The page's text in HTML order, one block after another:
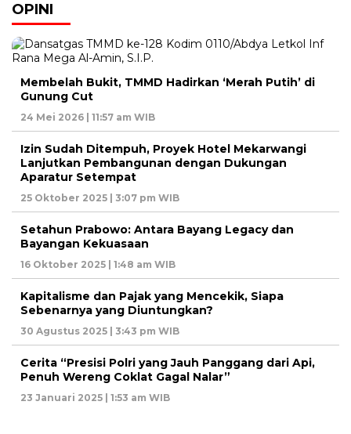
OPINI
Membelah Bukit, TMMD Hadirkan ‘Merah Putih’ di
Gunung Cut
24 Mei 2026 | 11:57 am WIB
Izin Sudah Ditempuh, Proyek Hotel Mekarwangi
Lanjutkan Pembangunan dengan Dukungan
Aparatur Setempat
25 Oktober 2025 | 3:07 pm WIB
Setahun Prabowo: Antara Bayang Legacy dan
Bayangan Kekuasaan
16 Oktober 2025 | 1:48 am WIB
Kapitalisme dan Pajak yang Mencekik, Siapa
Sebenarnya yang Diuntungkan?
30 Agustus 2025 | 3:43 pm WIB
Cerita “Presisi Polri yang Jauh Panggang dari Api,
Penuh Wereng Coklat Gagal Nalar”
23 Januari 2025 | 1:53 am WIB